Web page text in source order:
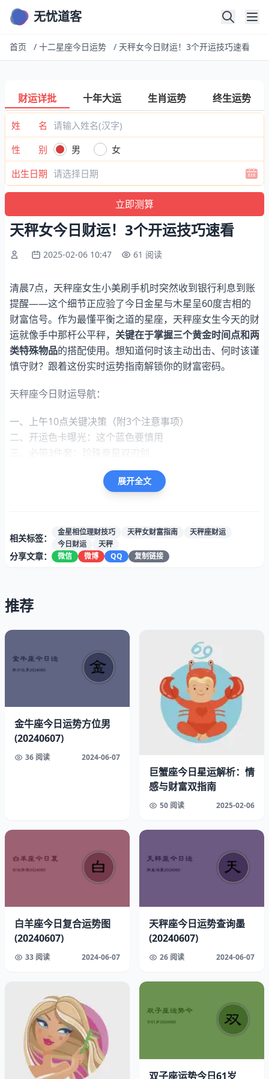
无忧道客
首页 / 十二星座今日运势 / 天秤女今日财运！3个开运技巧速看
财运详批 十年大运 生肖运势 终生运势
姓 名
性 别
男
女
出生日期
天秤女今日财运！3个开运技巧速看
2025-02-06 10:47 61 阅读
清晨7点，天秤座女生小美刷手机时突然收到银行利息到账
提醒——这个细节正应验了今日金星与木星呈60度吉相的
财富信号。作为最懂平衡之道的星座，天秤座女生今天的财
运就像手中那杆公平秤， 关键在于掌握三个黄金时间点和两
类特殊物品的搭配使用。想知道何时该主动出击、何时该谨
慎守财？跟着这份实时运势指南解锁你的财富密码。
天秤座今日财运导航：
一、上午10点关键决策（附3个注意事项）
二、开运色卡曝光：这个蓝色要慎用
三、必带3件套：珍珠竟是双刃剑
四、下午3点购物要避开这些陷阱
五、晚上7点转账注意3个细节
今天10:02-11:30会出现特殊星象组合，恰逢水星进入天秤
座财帛宫。这个时段要特别注意：
穿着避免大面积银色装饰，易引发财务误判
手机屏保换成暖黄色系，可提升30%决策准确率
之间，此时月亮与太
阳形成12.5度夹角，特别适合处理信用卡还款或基金转换。
协会）
二、开运色卡曝光：这个蓝色要慎用
色系 使用场景
效果说明
玫瑰金 手机壳/首饰增强偏财运，注意要选用哑光材质
墨绿色办公用品
提升正财稳定性，但忌用在签字笔
宝蓝色
电子设备 仅限14-16点使用，其他时段会破财
展开全文
相关标签：
金星相位理财技巧 天秤女财富指南
天秤座财运
今日财运
天秤
分享文章： 微信 微博 QQ 复制链接
推荐
金牛座今日运势方位男
(20240607)
36 阅读 2024-06-07
巨蟹座今日星运解析：情
感与财富双指南
50 阅读 2025-02-06
白羊座今日复合运势图
(20240607)
33 阅读 2024-06-07
天秤座今日运势查询墨
(20240607)
26 阅读 2024-06-07
双子座运势今日61岁